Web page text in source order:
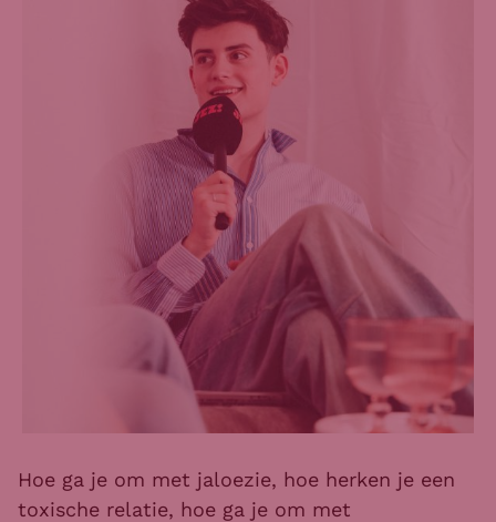
Hoe ga je om met jaloezie, hoe herken je een
toxische relatie, hoe ga je om met